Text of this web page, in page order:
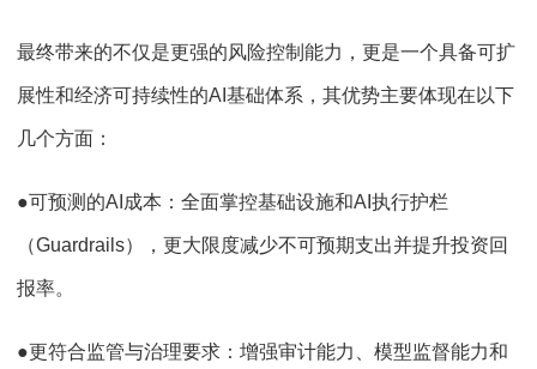
最终带来的不仅是更强的风险控制能力，更是一个具备可扩
展性和经济可持续性的AI基础体系，其优势主要体现在以下
几个方面：
●可预测的AI成本：全面掌控基础设施和AI执行护栏
（Guardrails），更大限度减少不可预期支出并提升投资回
报率。
●更符合监管与治理要求：增强审计能力、模型监督能力和